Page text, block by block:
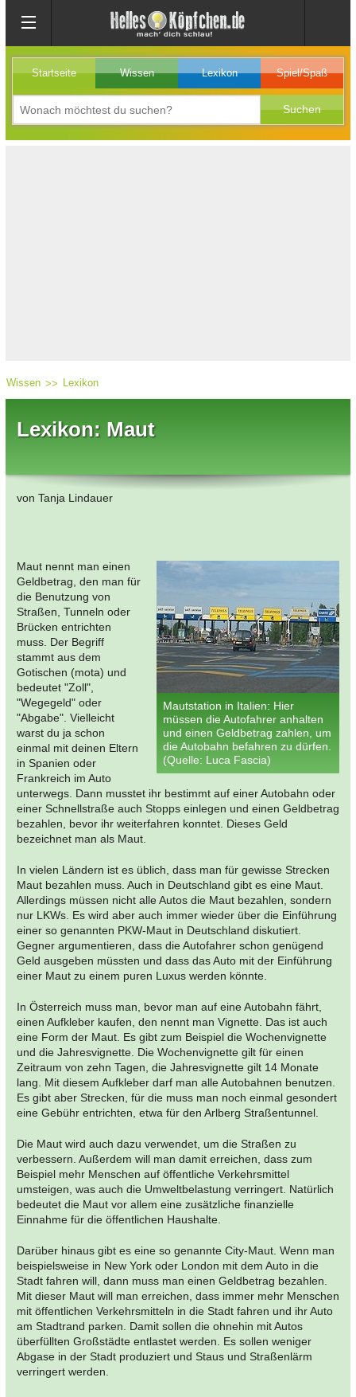
Startseite Wissen Lexikon Spiel/Spaß
Wissen Lexikon
Lexikon: Maut
von Tanja Lindauer
Mautstation in Italien: Hier
müssen die Autofahrer anhalten
und einen Geldbetrag zahlen, um
die Autobahn befahren zu dürfen.
(Quelle: Luca Fascia)
Maut nennt man einen
Geldbetrag, den man für
die Benutzung von
Straßen, Tunneln oder
Brücken entrichten
muss. Der Begriff
stammt aus dem
Gotischen (mota) und
bedeutet "Zoll",
"Wegegeld" oder
"Abgabe". Vielleicht
warst du ja schon
einmal mit deinen Eltern
in Spanien oder
Frankreich im Auto
unterwegs. Dann musstet ihr bestimmt auf einer Autobahn oder
einer Schnellstraße auch Stopps einlegen und einen Geldbetrag
bezahlen, bevor ihr weiterfahren konntet. Dieses Geld
bezeichnet man als Maut.
In vielen Ländern ist es üblich, dass man für gewisse Strecken
Maut bezahlen muss. Auch in Deutschland gibt es eine Maut.
Allerdings müssen nicht alle Autos die Maut bezahlen, sondern
nur LKWs. Es wird aber auch immer wieder über die Einführung
einer so genannten PKW-Maut in Deutschland diskutiert.
Gegner argumentieren, dass die Autofahrer schon genügend
Geld ausgeben müssten und dass das Auto mit der Einführung
einer Maut zu einem puren Luxus werden könnte.
In Österreich muss man, bevor man auf eine Autobahn fährt,
einen Aufkleber kaufen, den nennt man Vignette. Das ist auch
eine Form der Maut. Es gibt zum Beispiel die Wochenvignette
und die Jahresvignette. Die Wochenvignette gilt für einen
Zeitraum von zehn Tagen, die Jahresvignette gilt 14 Monate
lang. Mit diesem Aufkleber darf man alle Autobahnen benutzen.
Es gibt aber Strecken, für die muss man noch einmal gesondert
eine Gebühr entrichten, etwa für den Arlberg Straßentunnel.
Die Maut wird auch dazu verwendet, um die Straßen zu
verbessern. Außerdem will man damit erreichen, dass zum
Beispiel mehr Menschen auf öffentliche Verkehrsmittel
umsteigen, was auch die Umweltbelastung verringert. Natürlich
bedeutet die Maut vor allem eine zusätzliche finanzielle
Einnahme für die öffentlichen Haushalte.
Darüber hinaus gibt es eine so genannte City-Maut. Wenn man
beispielsweise in New York oder London mit dem Auto in die
Stadt fahren will, dann muss man einen Geldbetrag bezahlen.
Mit dieser Maut will man erreichen, dass immer mehr Menschen
mit öffentlichen Verkehrsmitteln in die Stadt fahren und ihr Auto
am Stadtrand parken. Damit sollen die ohnehin mit Autos
überfüllten Großstädte entlastet werden. Es sollen weniger
Abgase in der Stadt produziert und Staus und Straßenlärm
verringert werden.